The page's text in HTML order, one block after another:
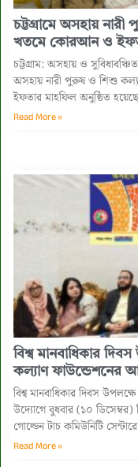
‎চট্টগ্রামে অসহায়
খতমে কোরআন ও
চট্টগ্রাম: অসহায় ও
অসহায় নারী পুরুষ ও শিশু
ইফতার মাহফিল অনুষ্ঠিত
Read More »
বিশ্ব মানবাধিকার
কল্যাণ ফাউন্ডেশনের
বিশ্ব মানবাধিকার দিবস
উদ্যোগে বুধবার (১০ ডিসেম্বর)
গোল্ডেন টাচ কমিউনিটি
Read More »